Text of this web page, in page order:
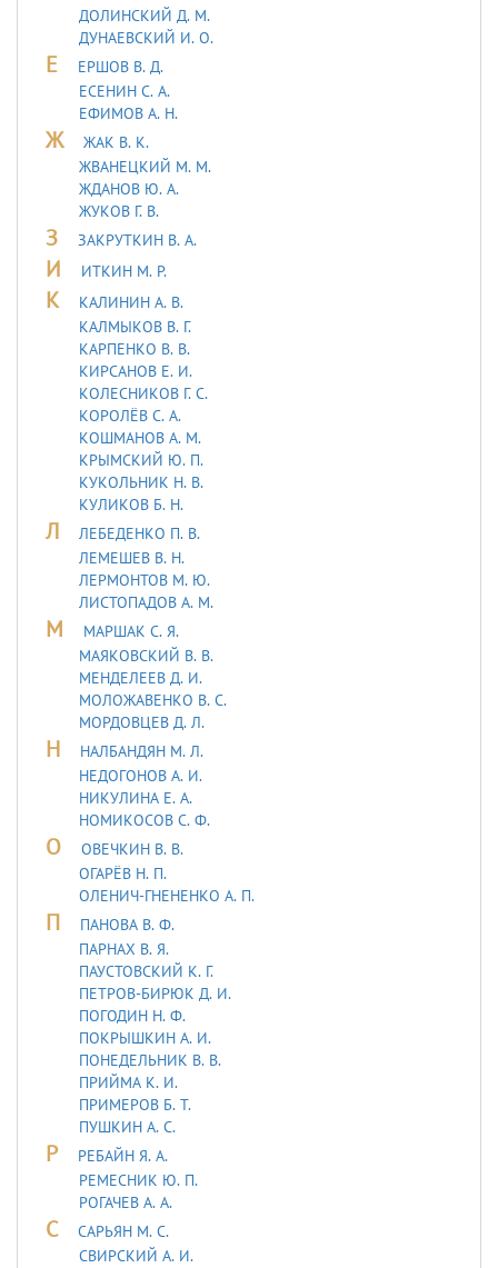
ДОЛИНСКИЙ Д. М.
ДУHАЕВСКИЙ И. О.
Е
ЕРШОВ В. Д.
ЕСЕНИН С. А.
ЕФИМОВ А. Н.
Ж
ЖАК В. К.
ЖВАНЕЦКИЙ М. М.
ЖДАНОВ Ю. А.
ЖУКОВ Г. В.
З ЗАКРУТКИН В. А.
И ИТКИН М. Р.
К
КАЛИНИН А. В.
КАЛМЫКОВ В. Г.
КАРПЕНКО В. В.
КИРСАНОВ Е. И.
КОЛЕСНИКОВ Г. С.
КОРОЛЁВ С. А.
КОШМАНОВ А. М.
КРЫМСКИЙ Ю. П.
КУКОЛЬНИК H. В.
КУЛИКОВ Б. Н.
Л
ЛЕБЕДЕHКО П. В.
ЛЕМЕШЕВ В. Н.
ЛЕРМОHТОВ М. Ю.
ЛИСТОПАДОВ А. М.
М
МАРШАК С. Я.
МАЯКОВСКИЙ В. В.
МЕНДЕЛЕЕВ Д. И.
МОЛОЖАВEHКО В. С.
МОРДОВЦЕВ Д. Л.
Н
НАЛБАНДЯН М. Л.
НЕДОГОНОВ А. И.
НИКУЛИНА Е. А.
НОМИКОСОВ С. Ф.
О
ОВЕЧКИН В. В.
ОГАРЁВ Н. П.
ОЛЕНИЧ-ГНЕНЕНКО А. П.
П
ПАНОВА В. Ф.
ПАРНАХ В. Я.
ПАУСТОВСКИЙ К. Г.
ПЕТРОВ-БИРЮК Д. И.
ПОГОДИН Н. Ф.
ПОКРЫШКИН А. И.
ПОНЕДЕЛЬНИК В. В.
ПРИЙМА К. И.
ПРИМЕРОВ Б. Т.
ПУШКИН А. С.
Р
РЕБАЙН Я. А.
РЕМЕСНИК Ю. П.
РОГАЧЕВ А. А.
С
САРЬЯH М. С.
СВИРСКИЙ А. И.